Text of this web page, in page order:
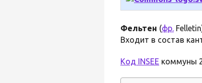
Фельтен (фр.
Входит в состав
Код INSEE коммуны